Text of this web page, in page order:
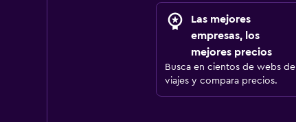
Las mejores
empresas, los
mejores precios
Busca en cientos de webs de
viajes y compara precios.